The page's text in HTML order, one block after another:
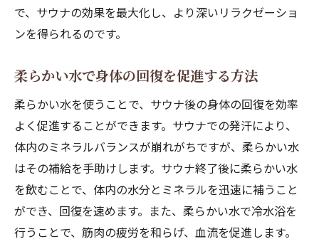
で、サウナの効果を最大化し、より深いリラクゼーショ
ンを得られるのです。
柔らかい水で身体の回復を促進する方法
柔らかい水を使うことで、サウナ後の身体の回復を効率
よく促進することができます。サウナでの発汗により、
体内のミネラルバランスが崩れがちですが、柔らかい水
はその補給を手助けします。サウナ終了後に柔らかい水
を飲むことで、体内の水分とミネラルを迅速に補うこと
ができ、回復を速めます。また、柔らかい水で冷水浴を
行うことで、筋肉の疲労を和らげ、血流を促進します。